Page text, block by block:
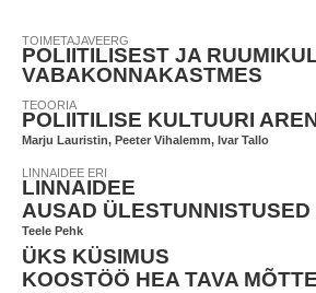
TOIMETAJAVEERG
POLIITILISEST JA
VABAKONNAKASTMES
TEOORIA
POLIITILISE KULTUURI
Marju Lauristin, Peeter Vihalemm, Ivar Tallo
LINNAIDEE ERI
LINNAIDEE
AUSAD
Teele Pehk
ÜKS KÜSIMUS
KOOSTÖÖ HEA TAVA